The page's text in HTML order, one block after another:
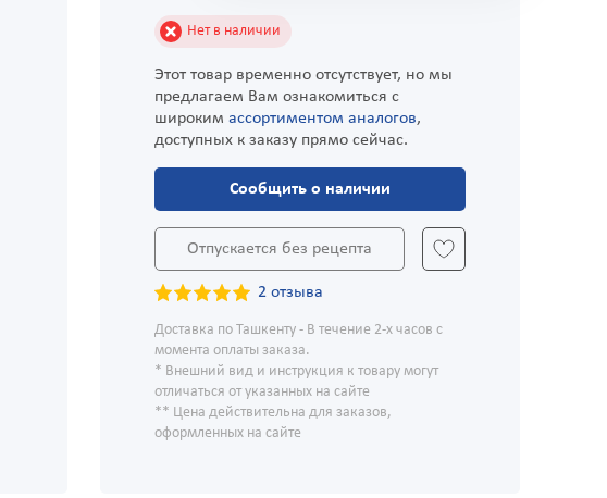
Нет в наличии
Этот товар временно отсутствует, но мы
предлагаем Вам ознакомиться с
широким ассортиментом аналогов,
доступных к заказу прямо сейчас.
Сообщить о наличии
Отпускается без рецепта
2 отзыва
Доставка по Ташкенту - В течение 2-х часов с
момента оплаты заказа.
* Внешний вид и инструкция к товару могут
отличаться от указанных на сайте
** Цена действительна для заказов,
оформленных на сайте